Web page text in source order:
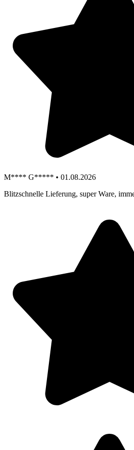
M**** G***** • 01.08.2026
Blitzschnelle Lieferung, super Ware,